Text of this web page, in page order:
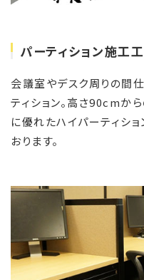
パーティション施工
会議室やデスク周りの間
ティション。高さ90cmか
に優れたハイパーティシ
おります。